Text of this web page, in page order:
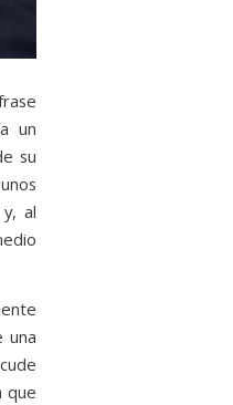
un
su
al
una
que